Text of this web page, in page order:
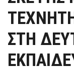
ΣΤΗ